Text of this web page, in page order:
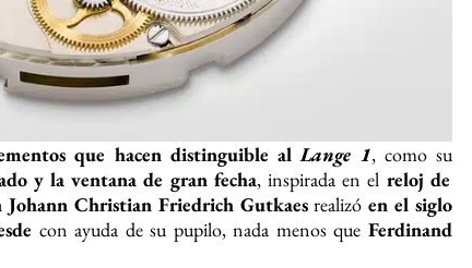
que hacen distinguible alLange 1, como su
y la ventana de gran fecha, inspirada en el reloj de
Christian Friedrich Gutkaesrealizóen el siglo
con ayuda de su pupilo, nada menos queFerdinand